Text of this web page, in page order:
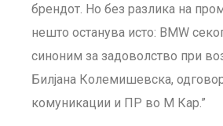
брендот. Но без разлика на
нешто останува исто: BMW
синоним за задоволство при
Билјана Колемишевска,
комуникации и ПР во М Кар.”